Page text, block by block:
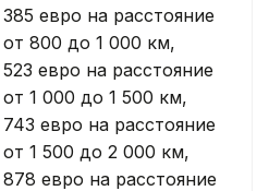
385 евро на расстояние
от 800 до 1 000 км,
523 евро на расстояние
от 1 000 до 1 500 км,
743 евро на расстояние
от 1 500 до 2 000 км,
878 евро на расстояние